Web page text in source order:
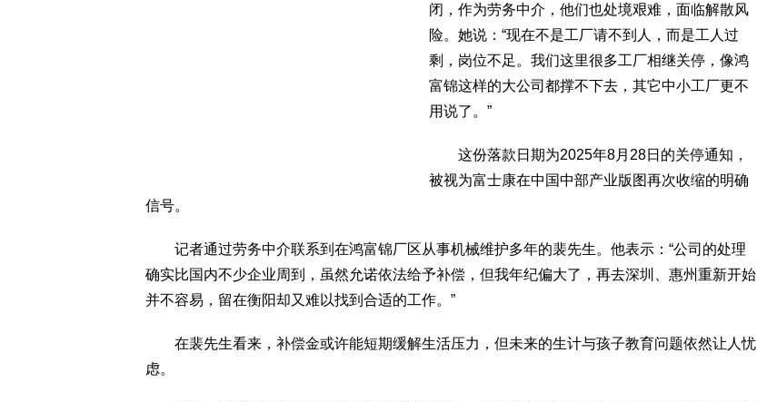
闭，作为劳务中介，他们也处境艰难，面临解散风
险。她说：“现在不是工厂请不到人，而是工人过
剩，岗位不足。我们这里很多工厂相继关停，像鸿
富锦这样的大公司都撑不下去，其它中小工厂更不
用说了。”
这份落款日期为2025年8月28日的关停通知，
被视为富士康在中国中部产业版图再次收缩的明确
信号。
记者通过劳务中介联系到在鸿富锦厂区从事机械维护多年的裴先生。他表示：“公司的处理
确实比国内不少企业周到，虽然允诺依法给予补偿，但我年纪偏大了，再去深圳、惠州重新开始
并不容易，留在衡阳却又难以找到合适的工作。”
在裴先生看来，补偿金或许能短期缓解生活压力，但未来的生计与孩子教育问题依然让人忧
虑。